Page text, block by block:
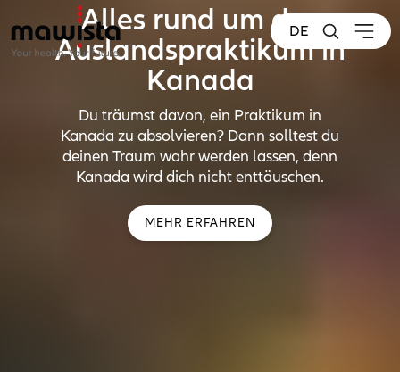
DE
Alles rund um das
Auslandspraktikum in
Kanada
Du träumst davon, ein Praktikum in
Kanada zu absolvieren? Dann solltest du
deinen Traum wahr werden lassen, denn
Kanada wird dich nicht enttäuschen.
MEHR ERFAHREN